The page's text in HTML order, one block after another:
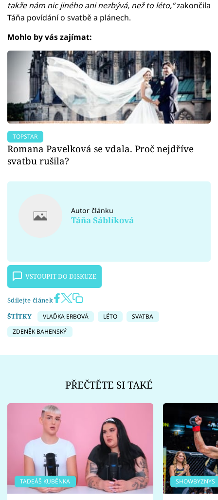
takže nám nic jiného ani nezbývá, než to léto,“zakončila
Táňa povídání o svatbě a plánech.
Mohlo by vás zajímat:
TOPSTAR
Romana Pavelková se vdala. Proč nejdříve
svatbu rušila?
Autor článku
Táňa Sáblíková
VSTOUPIT DO DISKUZE
Sdílejte článek
ŠTÍTKY
VLAĎKA ERBOVÁ LÉTO
SVATBA
ZDENĚK BAHENSKÝ
PŘEČTĚTE SI TAKÉ
TADEÁŠ KUBĚNKA SHOWBYZNYS